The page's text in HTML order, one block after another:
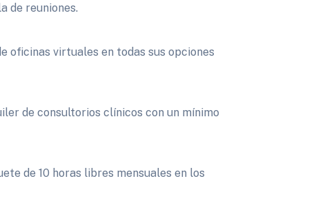
de reuniones.
oficinas virtuales en todas sus opciones
de consultorios clínicos con un mínimo
de 10 horas libres mensuales en los